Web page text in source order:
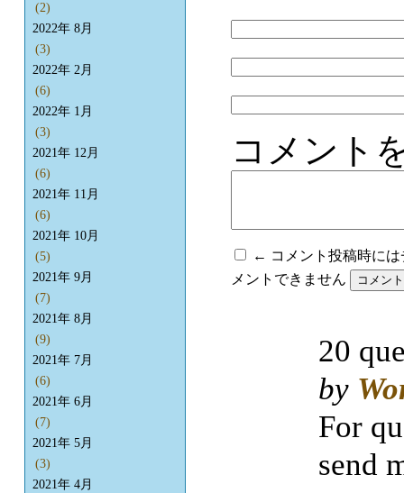
コメント
← コメント投稿時に
メントできません
(2)
2022年 8月
(3)
2022年 2月
(6)
2022年 1月
(3)
2021年 12月
(6)
2021年 11月
(6)
2021年 10月
(5)
2021年 9月
(7)
2021年 8月
(9)
2021年 7月
(6)
2021年 6月
(7)
2021年 5月
(3)
2021年 4月
20
by
For
send